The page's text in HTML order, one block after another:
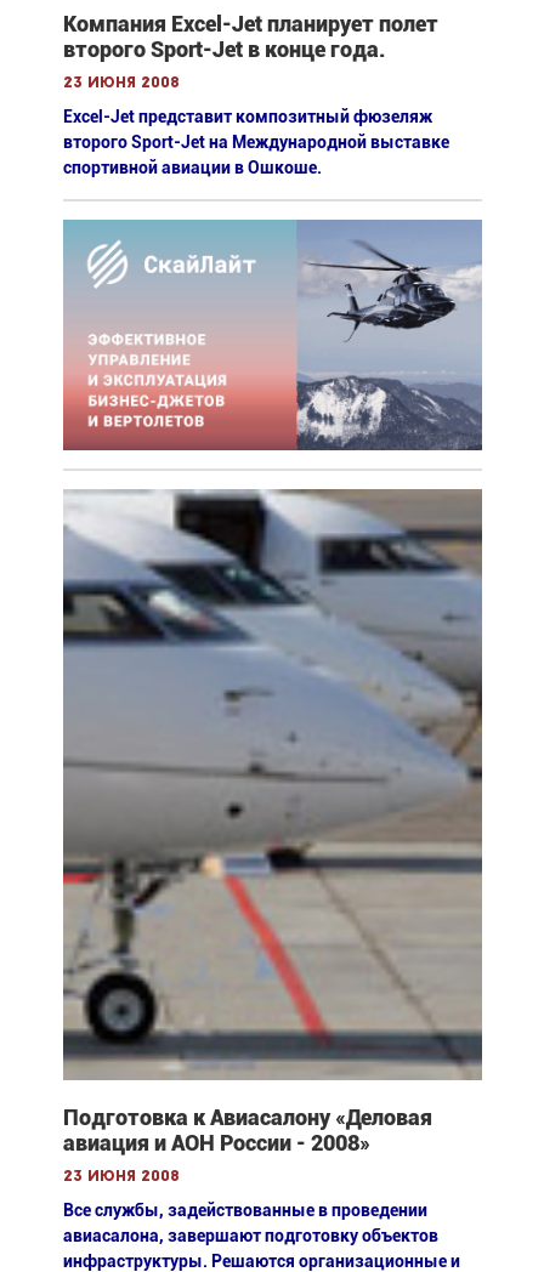
Компания Excel-Jet планирует полет
второго Sport-Jet в конце года.
23 июня 2008
Excel-Jet представит композитный фюзеляж
второго Sport-Jet на Международной выставке
спортивной авиации в Ошкоше.
Подготовка к Авиасалону «Деловая
авиация и АОН России - 2008»
23 июня 2008
Все службы, задействованные в проведении
авиасалона, завершают подготовку объектов
инфраструктуры. Решаются организационные и